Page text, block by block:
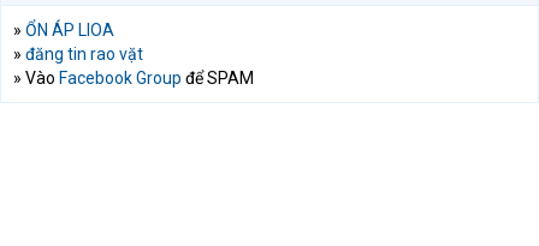
» ỔN ÁP LIOA
» đăng tin rao vặt
» Vào Facebook Group để SPAM